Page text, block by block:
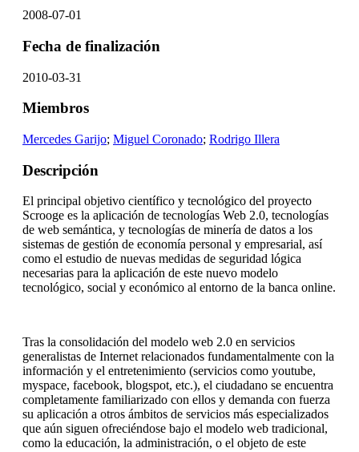
2008-07-01
Fecha de finalización
2010-03-31
Miembros
Mercedes Garijo; Miguel Coronado; Rodrigo Illera
Descripción
El principal objetivo científico y tecnológico del proyecto
Scrooge es la aplicación de tecnologías Web 2.0, tecnologías
de web semántica, y tecnologías de minería de datos a los
sistemas de gestión de economía personal y empresarial, así
como el estudio de nuevas medidas de seguridad lógica
necesarias para la aplicación de este nuevo modelo
tecnológico, social y económico al entorno de la banca online.
Tras la consolidación del modelo web 2.0 en servicios
generalistas de Internet relacionados fundamentalmente con la
información y el entretenimiento (servicios como youtube,
myspace, facebook, blogspot, etc.), el ciudadano se encuentra
completamente familiarizado con ellos y demanda con fuerza
su aplicación a otros ámbitos de servicios más especializados
que aún siguen ofreciéndose bajo el modelo web tradicional,
como la educación, la administración, o el objeto de este